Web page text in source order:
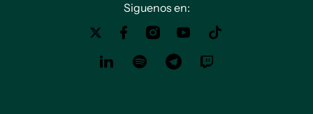
Siguenos en: